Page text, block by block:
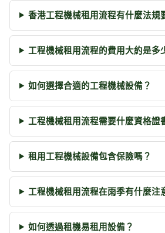
香港工程機械租用流程有什麼法規
工程機械租用流程的費用大約是多
如何選擇合適的工程機械設備？
工程機械租用流程需要什麼資格證
租用工程機械設備包含保險嗎？
工程機械租用流程在雨季有什麼注
如何透過租機易租用設備？